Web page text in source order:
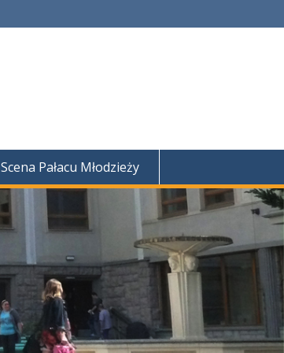
Scena Pałacu Młodzieży